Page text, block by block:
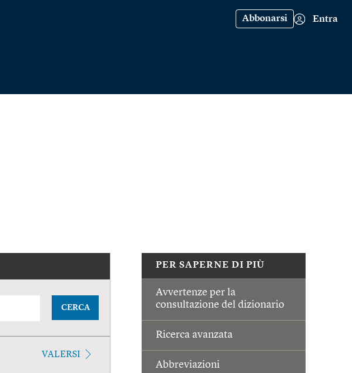
Abbonarsi Entra
PER SAPERNE DI PIÙ
Avvertenze per la
consultazione del dizionario
Ricerca avanzata
Abbreviazioni
CERCA
VALERSI